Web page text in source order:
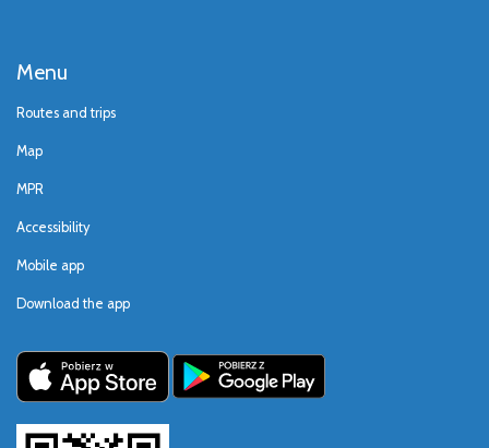
Menu
Routes and trips
Map
MPR
Accessibility
Mobile app
Download the app